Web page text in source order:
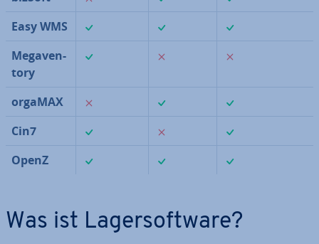
Easy WMS
Me­ga­ven­
to­ry
orgaMAX
Cin7
OpenZ
Was ist La­ger­soft­ware?